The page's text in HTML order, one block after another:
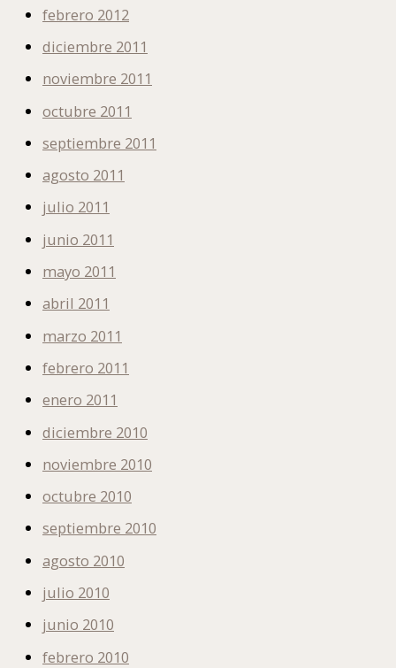
febrero 2012
diciembre 2011
noviembre 2011
octubre 2011
septiembre 2011
agosto 2011
julio 2011
junio 2011
mayo 2011
abril 2011
marzo 2011
febrero 2011
enero 2011
diciembre 2010
noviembre 2010
octubre 2010
septiembre 2010
agosto 2010
julio 2010
junio 2010
febrero 2010